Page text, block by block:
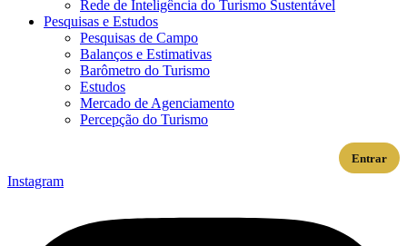
Rede de Inteligência do Turismo Sustentável
Pesquisas e Estudos
Pesquisas de Campo
Balanços e Estimativas
Barômetro do Turismo
Estudos
Mercado de Agenciamento
Percepção do Turismo
Entrar
Instagram